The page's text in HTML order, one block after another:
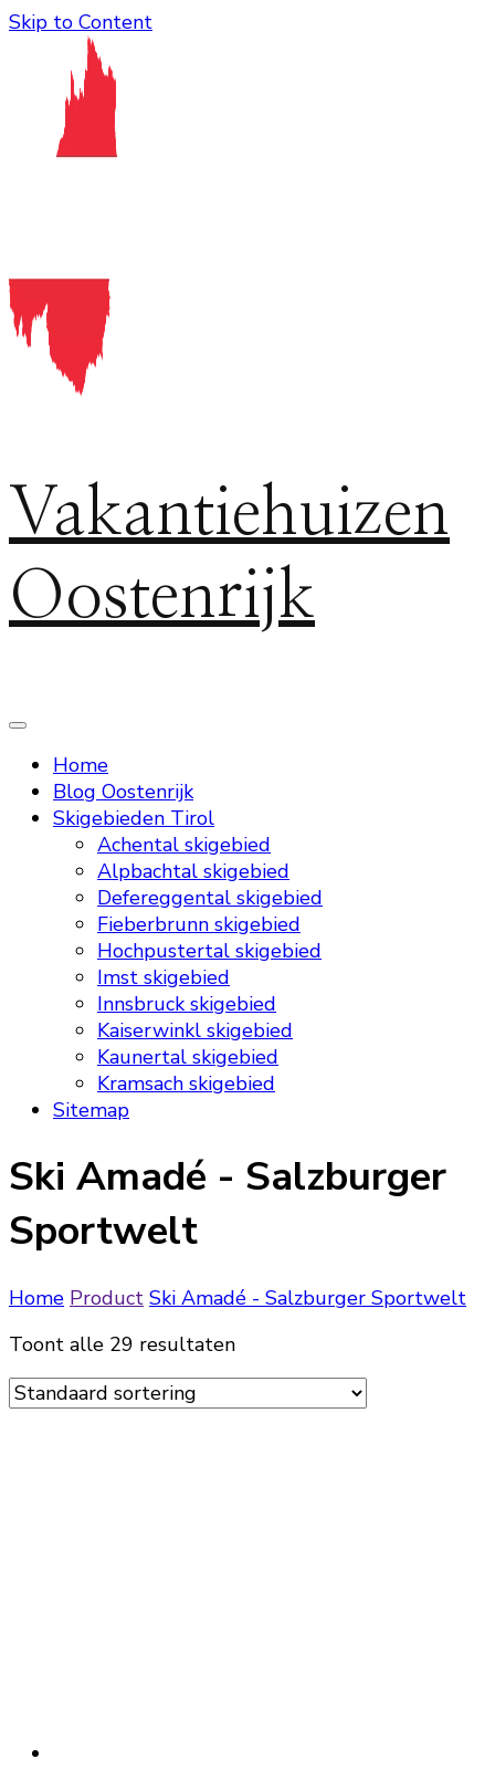
Skip to Content
Vakantiehuizen
Oostenrijk
Home
Blog Oostenrijk
Skigebieden Tirol
Achental skigebied
Alpbachtal skigebied
Defereggental skigebied
Fieberbrunn skigebied
Hochpustertal skigebied
Imst skigebied
Innsbruck skigebied
Kaiserwinkl skigebied
Kaunertal skigebied
Kramsach skigebied
Sitemap
Ski Amadé - Salzburger
Sportwelt
Home Product Ski Amadé - Salzburger Sportwelt
Toont alle 29 resultaten